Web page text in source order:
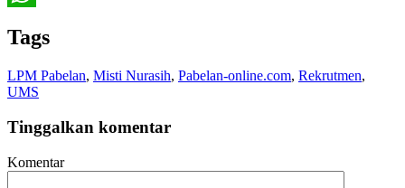
Tags
LPM Pabelan, Misti Nurasih, Pabelan-online.com, Rekrutmen,
UMS
Tinggalkan komentar
Komentar